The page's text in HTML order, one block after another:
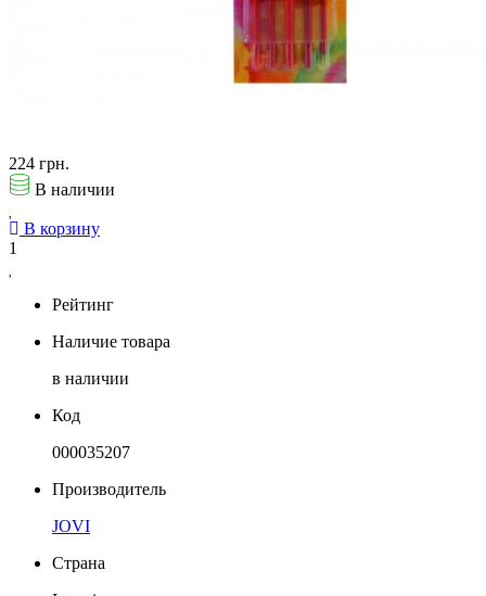
224 грн.
В наличии
В корзину
1
Рейтинг
Наличие товара
в наличии
Код
000035207
Производитель
JOVI
Страна